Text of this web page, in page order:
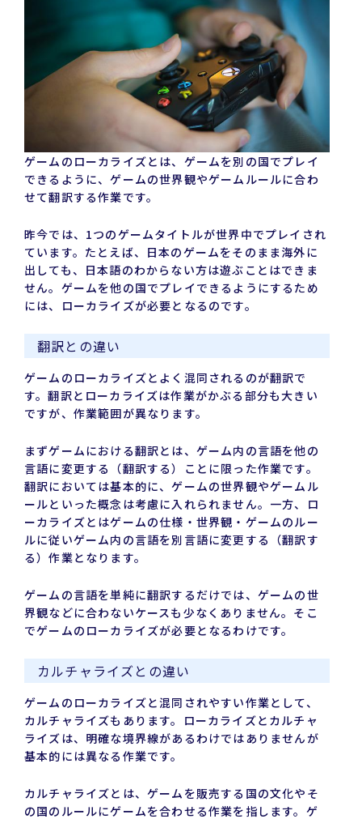
ゲームのローカライズとは、ゲームを別の国でプレイ
できるように、ゲームの世界観やゲームルールに合わ
せて翻訳する作業です。
昨今では、1つのゲームタイトルが世界中でプレイされ
ています。たとえば、日本のゲームをそのまま海外に
出しても、日本語のわからない方は遊ぶことはできま
せん。ゲームを他の国でプレイできるようにするため
には、ローカライズが必要となるのです。
翻訳との違い
ゲームのローカライズとよく混同されるのが翻訳で
す。翻訳とローカライズは作業がかぶる部分も大きい
ですが、作業範囲が異なります。
まずゲームにおける翻訳とは、ゲーム内の言語を他の
言語に変更する（翻訳する）ことに限った作業です。
翻訳においては基本的に、ゲームの世界観やゲームル
ールといった概念は考慮に入れられません。一方、ロ
ーカライズとはゲームの仕様・世界観・ゲームのルー
ルに従いゲーム内の言語を別言語に変更する（翻訳す
る）作業となります。
ゲームの言語を単純に翻訳するだけでは、ゲームの世
界観などに合わないケースも少なくありません。そこ
でゲームのローカライズが必要となるわけです。
カルチャライズとの違い
ゲームのローカライズと混同されやすい作業として、
カルチャライズもあります。ローカライズとカルチャ
ライズは、明確な境界線があるわけではありませんが
基本的には異なる作業です。
カルチャライズとは、ゲームを販売する国の文化やそ
の国のルールにゲームを合わせる作業を指します。ゲ